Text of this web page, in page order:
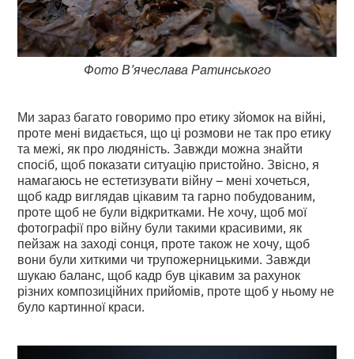
Фото В’ячеслава Ратинського
Ми зараз багато говоримо про етику зйомок на війні,
проте мені видається, що ці розмови не так про етику
та межі, як про людяність. Завжди можна знайти
спосіб, щоб показати ситуацію пристойно. Звісно, я
намагаюсь не естетизувати війну – мені хочеться,
щоб кадр виглядав цікавим та гарно побудованим,
проте щоб не були відкритками. Не хочу, щоб мої
фотографії про війну були такими красивими, як
пейзаж на заході сонця, проте також не хочу, щоб
вони були хиткими чи трупожерницькими. Завжди
шукаю баланс, щоб кадр був цікавим за рахунок
різних композиційних прийомів, проте щоб у ньому не
було картинної краси.